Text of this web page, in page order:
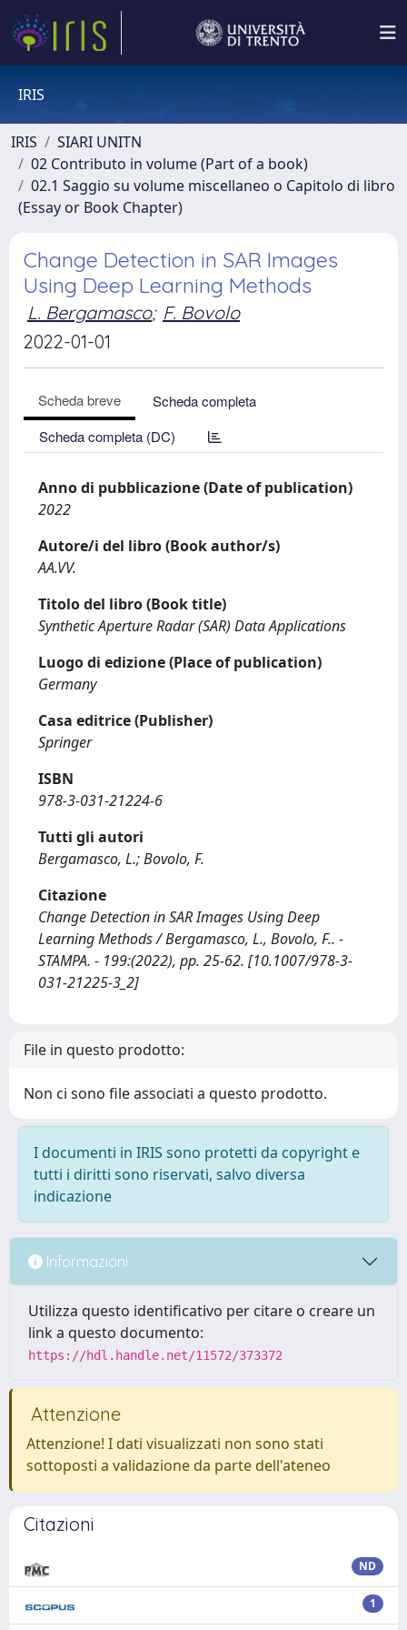
IRIS
IRIS
SIARI UNITN
02 Contributo in volume (Part of a book)
02.1 Saggio su volume miscellaneo o Capitolo di libro
(Essay or Book Chapter)
Change Detection in SAR Images
Using Deep Learning Methods
L. Bergamasco; F. Bovolo
2022-01-01
Scheda breve
Scheda completa
Scheda completa (DC)
Anno di pubblicazione (Date of publication)
2022
Autore/i del libro (Book author/s)
AA.VV.
Titolo del libro (Book title)
Synthetic Aperture Radar (SAR) Data Applications
Luogo di edizione (Place of publication)
Germany
Casa editrice (Publisher)
Springer
ISBN
978-3-031-21224-6
Tutti gli autori
Bergamasco, L.; Bovolo, F.
Citazione
Change Detection in SAR Images Using Deep
Learning Methods / Bergamasco, L., Bovolo, F.. -
STAMPA. - 199:(2022), pp. 25-62. [10.1007/978-3-
031-21225-3_2]
File in questo prodotto:
Non ci sono file associati a questo prodotto.
I documenti in IRIS sono protetti da copyright e
tutti i diritti sono riservati, salvo diversa
indicazione
Informazioni
Utilizza questo identificativo per citare o creare un
link a questo documento:
https://hdl.handle.net/11572/373372
Attenzione
Attenzione! I dati visualizzati non sono stati
sottoposti a validazione da parte dell'ateneo
Citazioni
ND
1